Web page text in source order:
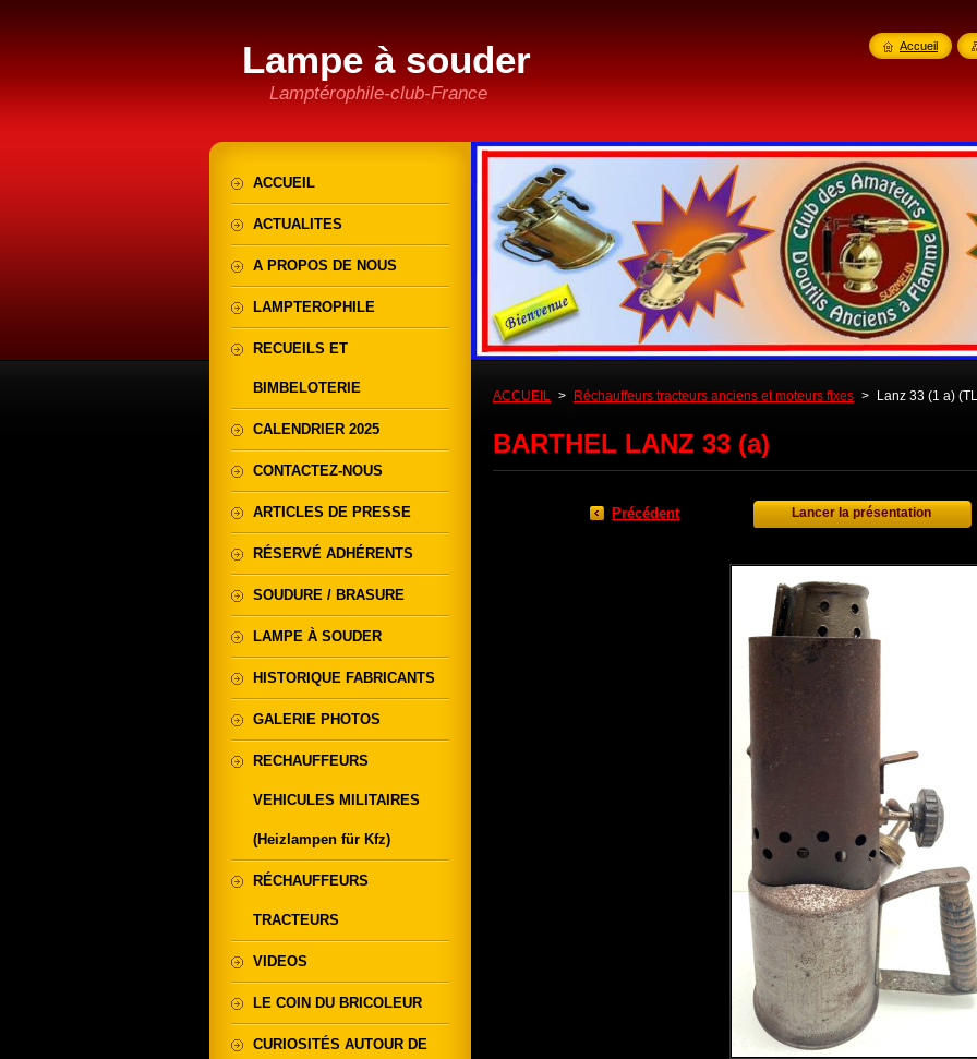
Lampe à souder
Lamptérophile-club-France
ACCUEIL > Réchauffeurs tracteurs anciens et moteurs fixes > Lanz 33 (1 a)
BARTHEL LANZ 33 (a)
Précédent Lancer la présentation
ACCUEIL
ACTUALITES
A PROPOS DE NOUS
LAMPTEROPHILE
RECUEILS ET
BIMBELOTERIE
CALENDRIER 2025
CONTACTEZ-NOUS
ARTICLES DE PRESSE
RÉSERVÉ ADHÉRENTS
SOUDURE / BRASURE
LAMPE À SOUDER
HISTORIQUE FABRICANTS
GALERIE PHOTOS
RECHAUFFEURS
VEHICULES MILITAIRES
(Heizlampen für Kfz)
RÉCHAUFFEURS
TRACTEURS
VIDEOS
LE COIN DU BRICOLEUR
CURIOSITÉS AUTOUR DE
Accueil